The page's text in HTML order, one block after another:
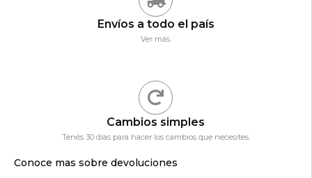
Envíos a todo el país
Ver más.
Cambios simples
Tenés 30 días para hacer los cambios que necesites.
Conoce mas sobre devoluciones